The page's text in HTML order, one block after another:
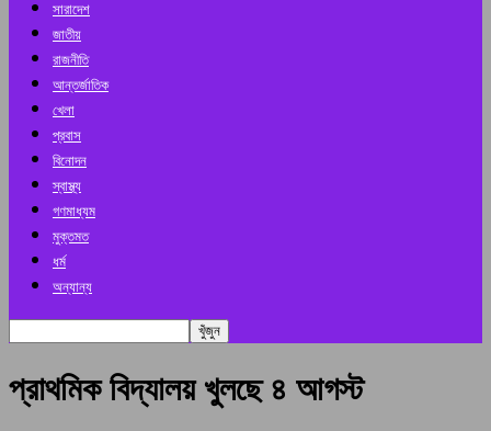
সারাদেশ
জাতীয়
রাজনীতি
আন্তর্জাতিক
খেলা
প্রবাস
বিনোদন
স্বাস্থ্য
গণমাধ্যম
মুক্তমত
ধর্ম
অন্যান্য
প্রাথমিক বিদ্যালয় খুলছে ৪ আগস্ট